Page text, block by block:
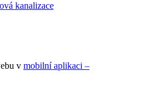
kanalizace
v mobilní aplikaci –